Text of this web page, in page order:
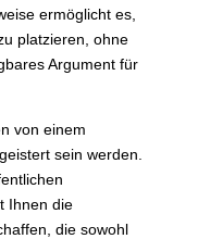
ermöglicht es,
platzieren, ohne
Argument für
von einem
sein werden.
Ihnen die
die sowohl